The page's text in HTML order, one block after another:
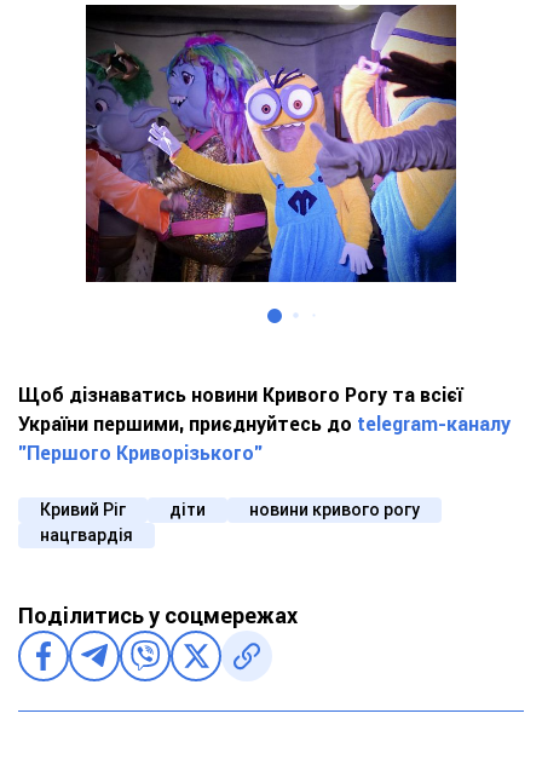
Щоб дізнаватись новини Кривого Рогу та всієї
України першими, приєднуйтесь до telegram-каналу
"Першого Криворізького"
Кривий Ріг діти
новини кривого рогу
нацгвардія
Поділитись у соцмережах